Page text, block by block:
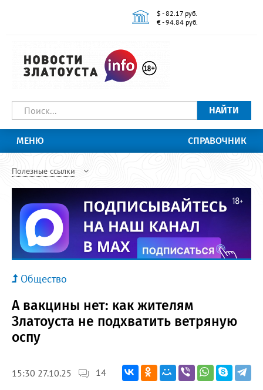
$ - 82.17 руб.
€ - 94.84 руб.
НАЙТИ
МЕНЮ СПРАВОЧНИК
Полезные ссылки
Общество
А вакцины нет: как жителям
Златоуста не подхватить ветряную
оспу
15:30 27.10.25 14